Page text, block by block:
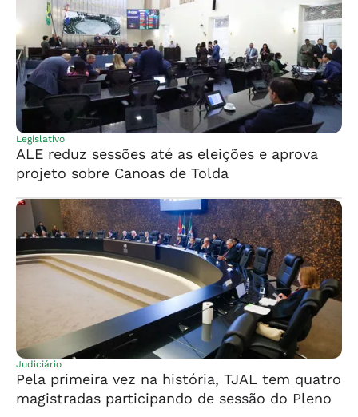
Legislativo
ALE reduz sessões até as eleições e aprova
projeto sobre Canoas de Tolda
Judiciário
Pela primeira vez na história, TJAL tem quatro
magistradas participando de sessão do Pleno